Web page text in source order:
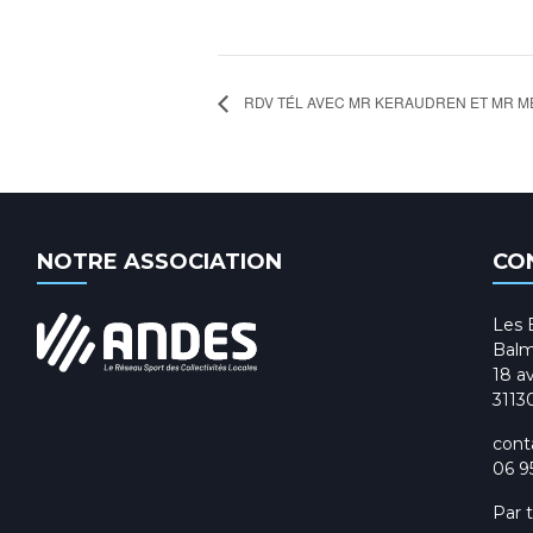
RDV TÉL AVEC MR KERAUDREN ET MR
NOTRE ASSOCIATION
Les
18
06
Par